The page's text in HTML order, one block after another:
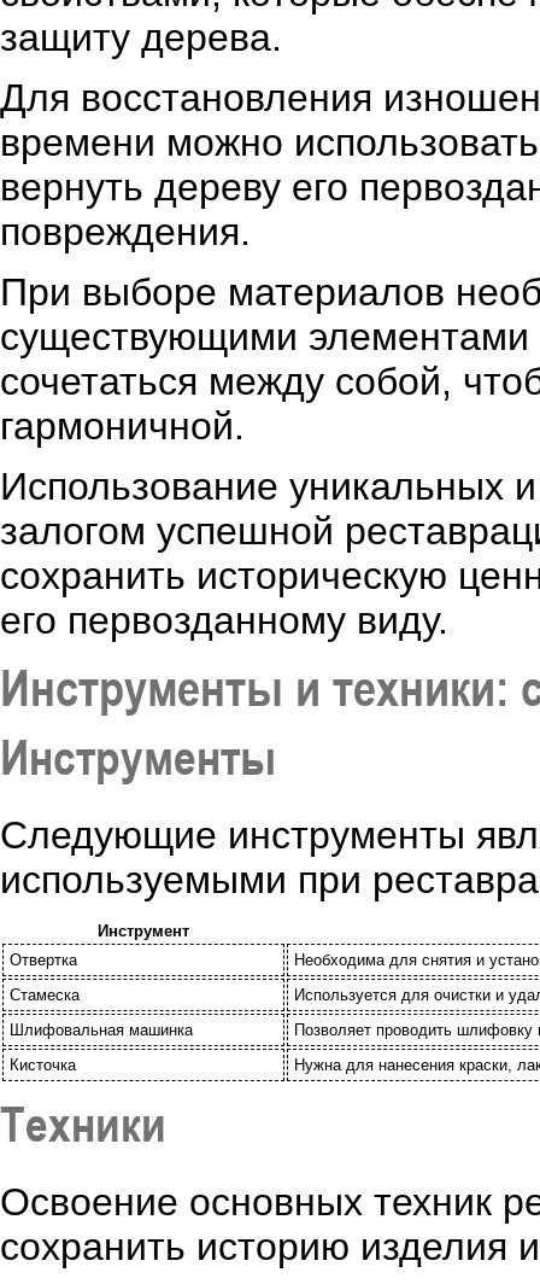
защиту дерева.
Для восстановления
времени можно
вернуть дереву его
повреждения.
При выборе материалов
существующими
сочетаться между собой,
гармоничной.
Использование уникальных
залогом успешной
сохранить историческую
его первозданному виду.
Инструменты и техники:
Инструменты
Следующие инструменты
используемыми при
Инструмент
Отвертка
Необходима для снятия и
Стамеска
Используется для очистки и
Шлифовальная машинка
Позволяет проводить шлифовку
Кисточка
Нужна для нанесения краски,
Техники
Освоение основных техник
сохранить историю изделия